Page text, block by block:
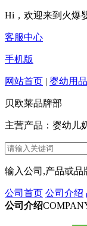
Hi，欢迎来到火爆
客服中心
手机版
网站首页 | 婴幼用品
贝欧莱品牌部
主营产品：婴幼儿
输入公司,产品或品
公司首页 公司介绍
公司介绍